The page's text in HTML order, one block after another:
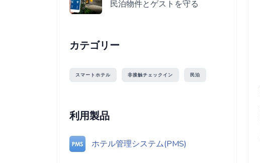
民泊物件とゲストを守る
カテゴリー
スマートホテル 非接触チェックイン 民泊
利用製品
ホテル管理システム(PMS)